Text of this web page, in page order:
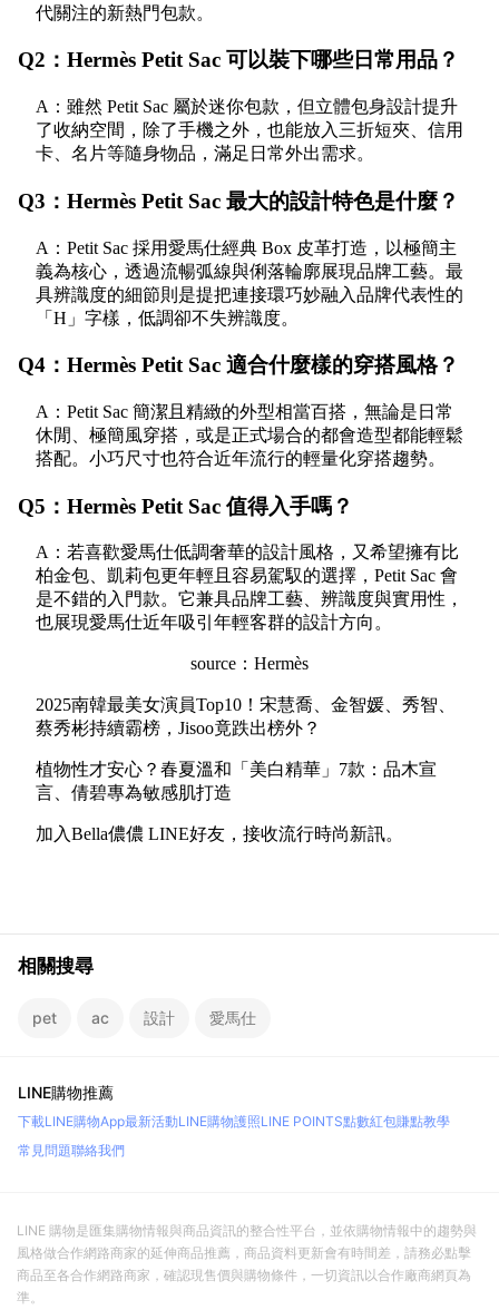
代關注的新熱門包款。
Q2：Hermès Petit Sac 可以裝下哪些日常用品？
A：雖然 Petit Sac 屬於迷你包款，但立體包身設計提升
了收納空間，除了手機之外，也能放入三折短夾、信用
卡、名片等隨身物品，滿足日常外出需求。
Q3：Hermès Petit Sac 最大的設計特色是什麼？
A：Petit Sac 採用愛馬仕經典 Box 皮革打造，以極簡主
義為核心，透過流暢弧線與俐落輪廓展現品牌工藝。最
具辨識度的細節則是提把連接環巧妙融入品牌代表性的
「H」字樣，低調卻不失辨識度。
Q4：Hermès Petit Sac 適合什麼樣的穿搭風格？
A：Petit Sac 簡潔且精緻的外型相當百搭，無論是日常
休閒、極簡風穿搭，或是正式場合的都會造型都能輕鬆
搭配。小巧尺寸也符合近年流行的輕量化穿搭趨勢。
Q5：Hermès Petit Sac 值得入手嗎？
A：若喜歡愛馬仕低調奢華的設計風格，又希望擁有比
柏金包、凱莉包更年輕且容易駕馭的選擇，Petit Sac 會
是不錯的入門款。它兼具品牌工藝、辨識度與實用性，
也展現愛馬仕近年吸引年輕客群的設計方向。
source：Hermès
2025南韓最美女演員Top10！宋慧喬、金智媛、秀智、
蔡秀彬持續霸榜，Jisoo竟跌出榜外？
植物性才安心？春夏溫和「美白精華」7款：品木宣
言、倩碧專為敏感肌打造
加入Bella儂儂 LINE好友 ，接收流行時尚新訊。
相關搜尋
pet ac 設計 愛馬仕
LINE購物推薦
下載LINE購物App最新活動LINE購物護照LINE POINTS點數紅包賺點教學
常見問題聯絡我們
LINE 購物是匯集購物情報與商品資訊的整合性平台，並依購物情報中的趨勢與
風格做合作網路商家的延伸商品推薦，商品資料更新會有時間差，請務必點擊
商品至各合作網路商家，確認現售價與購物條件，一切資訊以合作廠商網頁為
準。